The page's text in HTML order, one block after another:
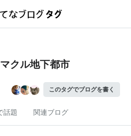
クル地下都市
このタグでブログを書く
話題 関連ブログ